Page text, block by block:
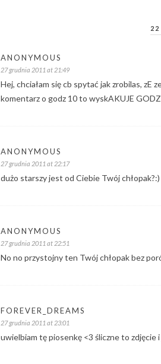
ANONYMOUS
27 grudnia 2011 at 21:49
Hej, chciałam się cb spytać jak zrobilas, zE
komentarz o godz 10 to wyskAKUJE
ANONYMOUS
27 grudnia 2011 at 22:17
dużo starszy jest od Ciebie Twój chłopak?:)
ANONYMOUS
27 grudnia 2011 at 22:51
No no przystojny ten Twój chłopak bez
FOREVER_DREAMS
27 grudnia 2011 at 23:01
uwielbiam tę piosenkę <3 śliczne to zdjęcie